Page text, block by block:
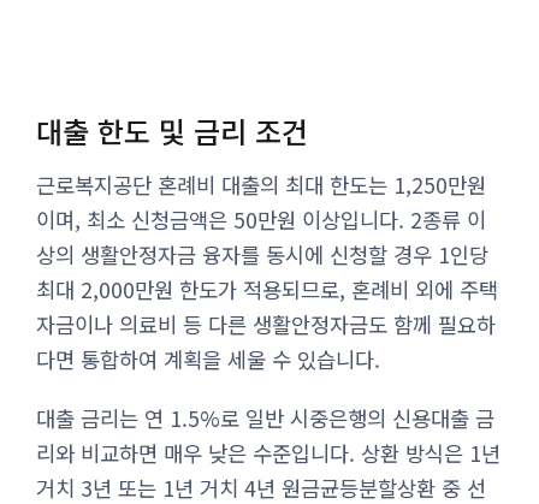
대출 한도 및 금리 조건
근로복지공단 혼례비 대출의 최대 한도는 1,250만원
이며, 최소 신청금액은 50만원 이상입니다. 2종류 이
상의 생활안정자금 융자를 동시에 신청할 경우 1인당
최대 2,000만원 한도가 적용되므로, 혼례비 외에 주택
자금이나 의료비 등 다른 생활안정자금도 함께 필요하
다면 통합하여 계획을 세울 수 있습니다.
대출 금리는 연 1.5%로 일반 시중은행의 신용대출 금
리와 비교하면 매우 낮은 수준입니다. 상환 방식은 1년
거치 3년 또는 1년 거치 4년 원금균등분할상환 중 선